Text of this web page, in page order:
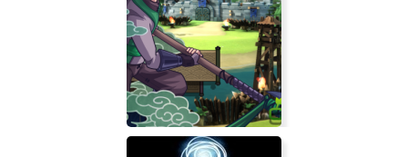
Fallout: Nevada